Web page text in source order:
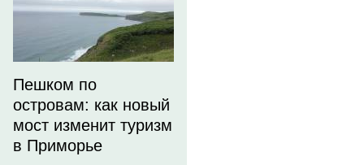
Пешком по
островам: как новый
мост изменит туризм
в Приморье